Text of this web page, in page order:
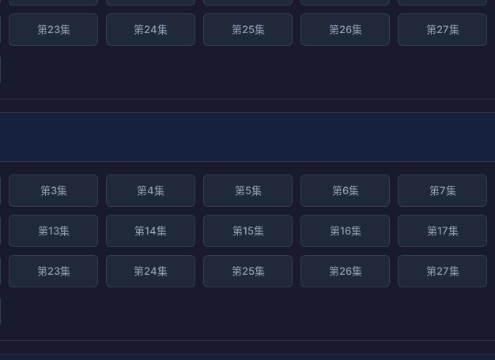
第23集 第24集 第25集 第26集 第27集
第3集 第4集 第5集 第6集 第7集
第13集 第14集 第15集 第16集 第17集
第23集 第24集 第25集 第26集 第27集